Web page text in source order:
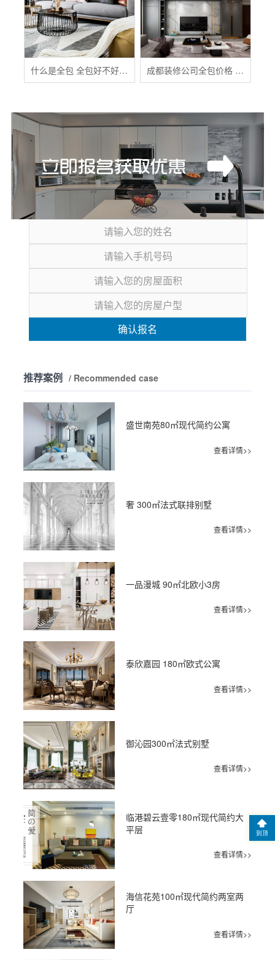
什么是全包 全包好不好 全包装修注意事项有哪些 成都装修公司全包价格 成都全包装修多少钱一平
确认报名
推荐案例 / Recommended case
盛世南苑80㎡现代简约公寓
查看详情>>
奢 300㎡法式联排别墅
查看详情>>
一品漫城 90㎡北欧小3房
查看详情>>
泰欣嘉园 180㎡欧式公寓
查看详情>>
御沁园300㎡法式别墅
查看详情>>
临港碧云壹零180㎡现代简约大
平层
查看详情>>
海信花苑100㎡现代简约两室两
厅
查看详情>>
到顶